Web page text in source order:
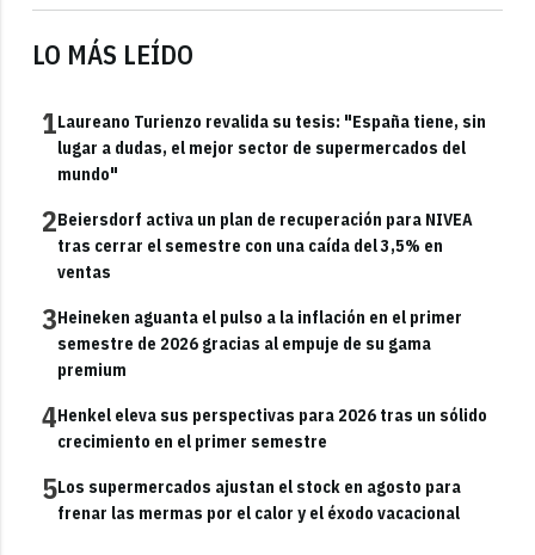
LO MÁS LEÍDO
1Laureano Turienzo revalida su tesis: "España tiene, sin
lugar a dudas, el mejor sector de supermercados del
mundo"
2Beiersdorf activa un plan de recuperación para NIVEA
tras cerrar el semestre con una caída del 3,5% en
ventas
3Heineken aguanta el pulso a la inflación en el primer
semestre de 2026 gracias al empuje de su gama
premium
4Henkel eleva sus perspectivas para 2026 tras un sólido
crecimiento en el primer semestre
5Los supermercados ajustan el stock en agosto para
frenar las mermas por el calor y el éxodo vacacional